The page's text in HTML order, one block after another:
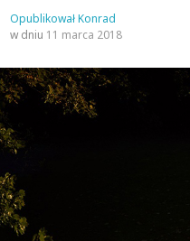
OpublikowałKonrad
w dniu 11 marca 2018